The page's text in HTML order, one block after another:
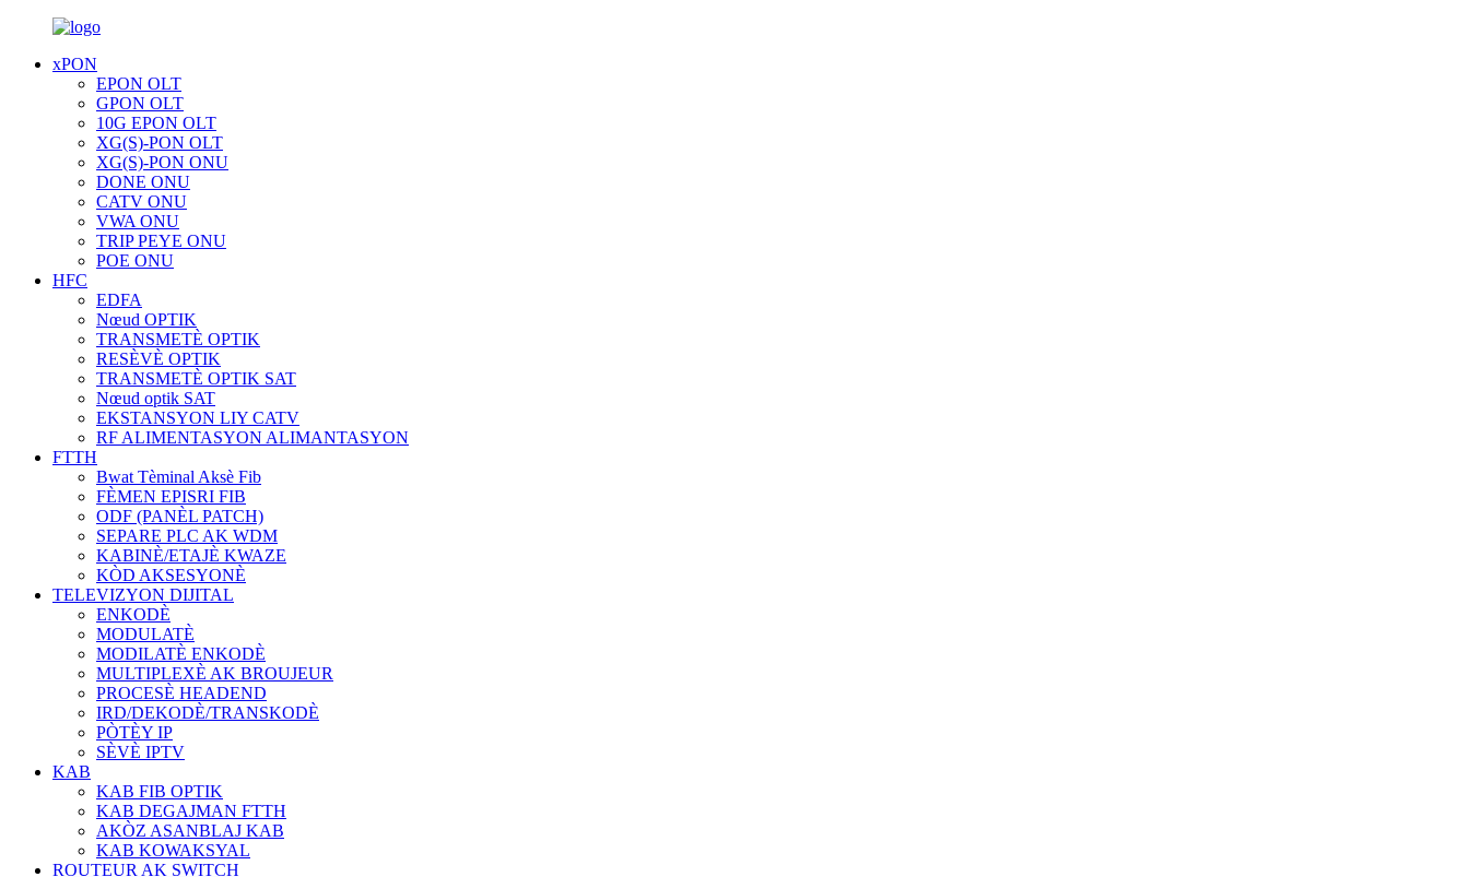
xPON
EPON OLT
GPON OLT
10G EPON OLT
XG(S)-PON OLT
XG(S)-PON ONU
DONE ONU
CATV ONU
VWA ONU
TRIP PEYE ONU
POE ONU
HFC
EDFA
Nœud OPTIK
TRANSMETÈ OPTIK
RESÈVÈ OPTIK
TRANSMETÈ OPTIK SAT
Nœud optik SAT
EKSTANSYON LIY CATV
RF ALIMENTASYON ALIMANTASYON
FTTH
Bwat Tèminal Aksè Fib
FÈMEN EPISRI FIB
ODF (PANÈL PATCH)
SEPARE PLC AK WDM
KABINÈ/ETAJÈ KWAZE
KÒD AKSESYONÈ
TELEVIZYON DIJITAL
ENKODÈ
MODULATÈ
MODILATÈ ENKODÈ
MULTIPLEXÈ AK BROUJEUR
PROCESÈ HEADEND
IRD/DEKODÈ/TRANSKODÈ
PÒTÈY IP
SÈVÈ IPTV
KAB
KAB FIB OPTIK
KAB DEGAJMAN FTTH
AKÒZ ASANBLAJ KAB
KAB KOWAKSYAL
ROUTEUR AK SWITCH